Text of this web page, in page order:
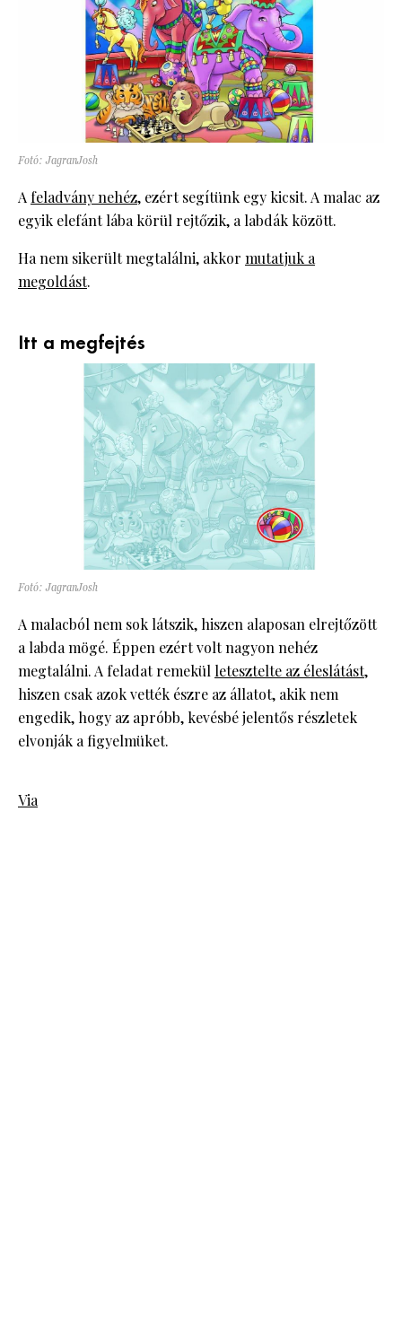
Fotó: JagranJosh
A feladvány nehéz, ezért segítünk egy kicsit. A malac az
egyik elefánt lába körül rejtőzik, a labdák között.
Ha nem sikerült megtalálni, akkor mutatjuk a
megoldást.
Itt a megfejtés
Fotó: JagranJosh
A malacból nem sok látszik, hiszen alaposan elrejtőzött
a labda mögé. Éppen ezért volt nagyon nehéz
megtalálni. A feladat remekül letesztelte az éleslátást,
hiszen csak azok vették észre az állatot, akik nem
engedik, hogy az apróbb, kevésbé jelentős részletek
elvonják a figyelmüket.
Via